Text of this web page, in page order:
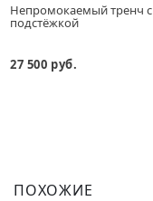
Непромокаемый тренч с
подстёжкой
27 500 руб.
ПОХОЖИЕ